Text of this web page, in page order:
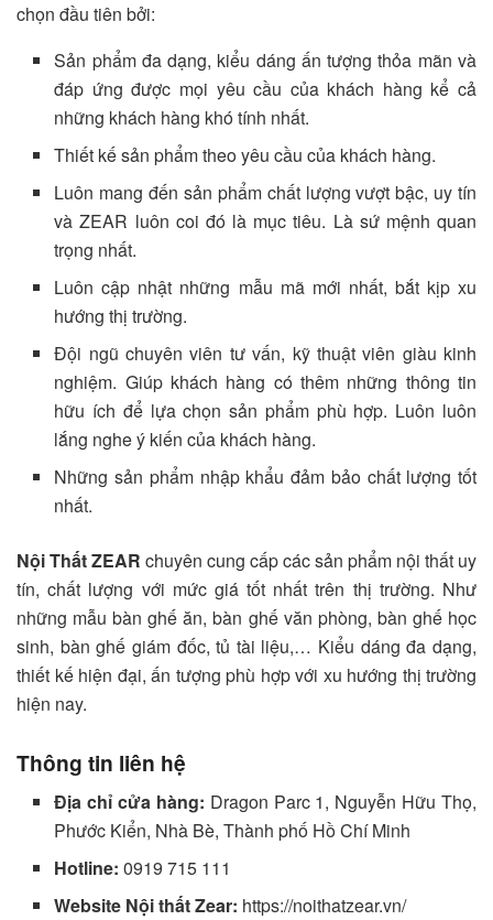
chọn đầu tiên bởi:
Sản phẩm đa dạng, kiểu dáng ấn tượng thỏa mãn và
đáp ứng được mọi yêu cầu của khách hàng kể cả
những khách hàng khó tính nhất.
Thiết kế sản phẩm theo yêu cầu của khách hàng.
Luôn mang đến sản phẩm chất lượng vượt bậc, uy tín
và ZEAR luôn coi đó là mục tiêu. Là sứ mệnh quan
trọng nhất.
Luôn cập nhật những mẫu mã mới nhất, bắt kịp xu
hướng thị trường.
Đội ngũ chuyên viên tư vấn, kỹ thuật viên giàu kinh
nghiệm. Giúp khách hàng có thêm những thông tin
hữu ích để lựa chọn sản phẩm phù hợp. Luôn luôn
lắng nghe ý kiến của khách hàng.
Những sản phẩm nhập khẩu đảm bảo chất lượng tốt
nhất.
Nội Thất ZEAR chuyên cung cấp các sản phẩm nội thất uy
tín, chất lượng với mức giá tốt nhất trên thị trường. Như
những mẫu bàn ghế ăn, bàn ghế văn phòng, bàn ghế học
sinh, bàn ghế giám đốc, tủ tài liệu,… Kiểu dáng đa dạng,
thiết kế hiện đại, ấn tượng phù hợp với xu hướng thị trường
hiện nay.
Thông tin liên hệ
Địa chỉ cửa hàng: Dragon Parc 1, Nguyễn Hữu Thọ,
Phước Kiển, Nhà Bè, Thành phố Hồ Chí Minh
Hotline: 0919 715 111
Website Nội thất Zear: https://noithatzear.vn/